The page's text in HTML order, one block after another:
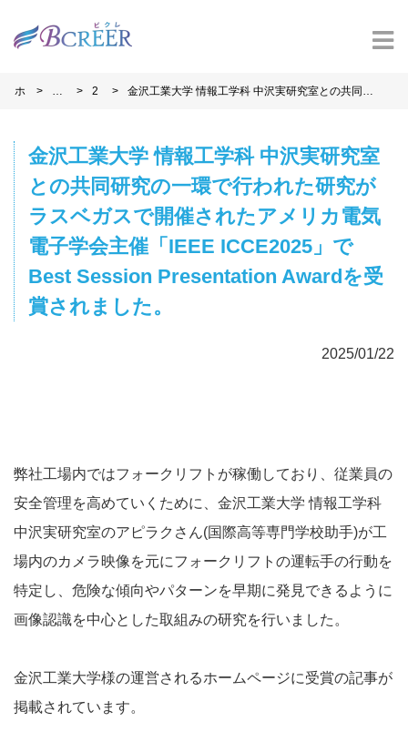
ホ
>
お
>
2
>
金沢工業大学 情報工学科 中沢実研究室との共同研
金沢工業大学 情報工学科 中沢実研究室
との共同研究の一環で行われた研究が
ラスベガスで開催されたアメリカ電気
電子学会主催「IEEE ICCE2025」で
Best Session Presentation Awardを受
賞されました。
2025/01/22
弊社工場内ではフォークリフトが稼働しており、従業員の
安全管理を高めていくために、金沢工業大学 情報工学科
中沢実研究室のアピラクさん(国際高等専門学校助手)が工
場内のカメラ映像を元にフォークリフトの運転手の行動を
特定し、危険な傾向やパターンを早期に発見できるように
画像認識を中心とした取組みの研究を行いました。
金沢工業大学様の運営されるホームページに受賞の記事が
掲載されています。